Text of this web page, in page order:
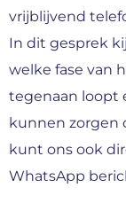
vrijblijvend
In dit gesprek
welke fase van
tegenaan loopt
kunnen zorgen
kunt ons ook
WhatsApp